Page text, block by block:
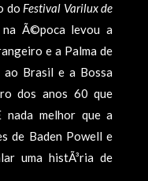
do Festival Varilux de
Ã©poca levou a
e a Palma de
ao Brasil e a Bossa
dos anos 60 que
nada melhor que a
de Baden Powell e
uma histÃ³ria de